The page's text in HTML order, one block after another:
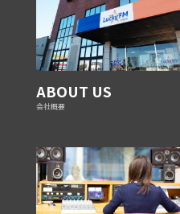
ABOUT US
会社概要